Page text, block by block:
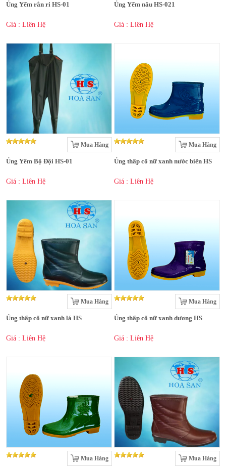
Ủng Yếm rằn ri HS-01
Giá : Liên Hệ
Ủng Yếm nâu HS-021
Giá : Liên Hệ
Mua Hàng
Ủng Yếm Bộ Đội HS-01
Giá : Liên Hệ
Mua Hàng
Ủng thấp cổ nữ xanh nước biển HS
Giá : Liên Hệ
Mua Hàng
Ủng thấp cổ nữ xanh lá HS
Giá : Liên Hệ
Mua Hàng
Ủng thấp cổ nữ xanh dương HS
Giá : Liên Hệ
Mua Hàng Mua Hàng